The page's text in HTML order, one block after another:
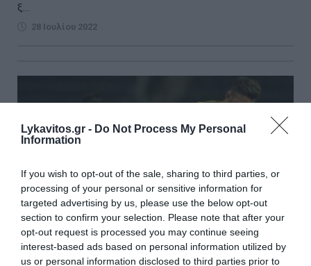
Lykavitos.gr - Do Not Process My Personal
Information
If you wish to opt-out of the sale, sharing to third parties, or
processing of your personal or sensitive information for
targeted advertising by us, please use the below opt-out
section to confirm your selection. Please note that after your
opt-out request is processed you may continue seeing
interest-based ads based on personal information utilized by
us or personal information disclosed to third parties prior to
ξ...
28 Ιουλίου 2022